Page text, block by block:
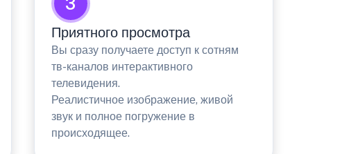
Приятного просмотра
Вы сразу получаете доступ к сотням
тв-каналов интерактивного
телевидения.
Реалистичное изображение, живой
звук и полное погружение в
происходящее.